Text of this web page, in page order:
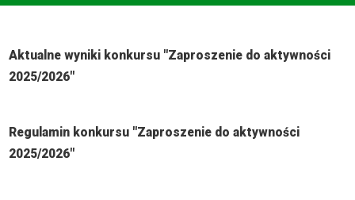
Aktualne wyniki konkursu "Zaproszenie do aktywności
2025/2026"
Regulamin konkursu "Zaproszenie do aktywności
2025/2026"